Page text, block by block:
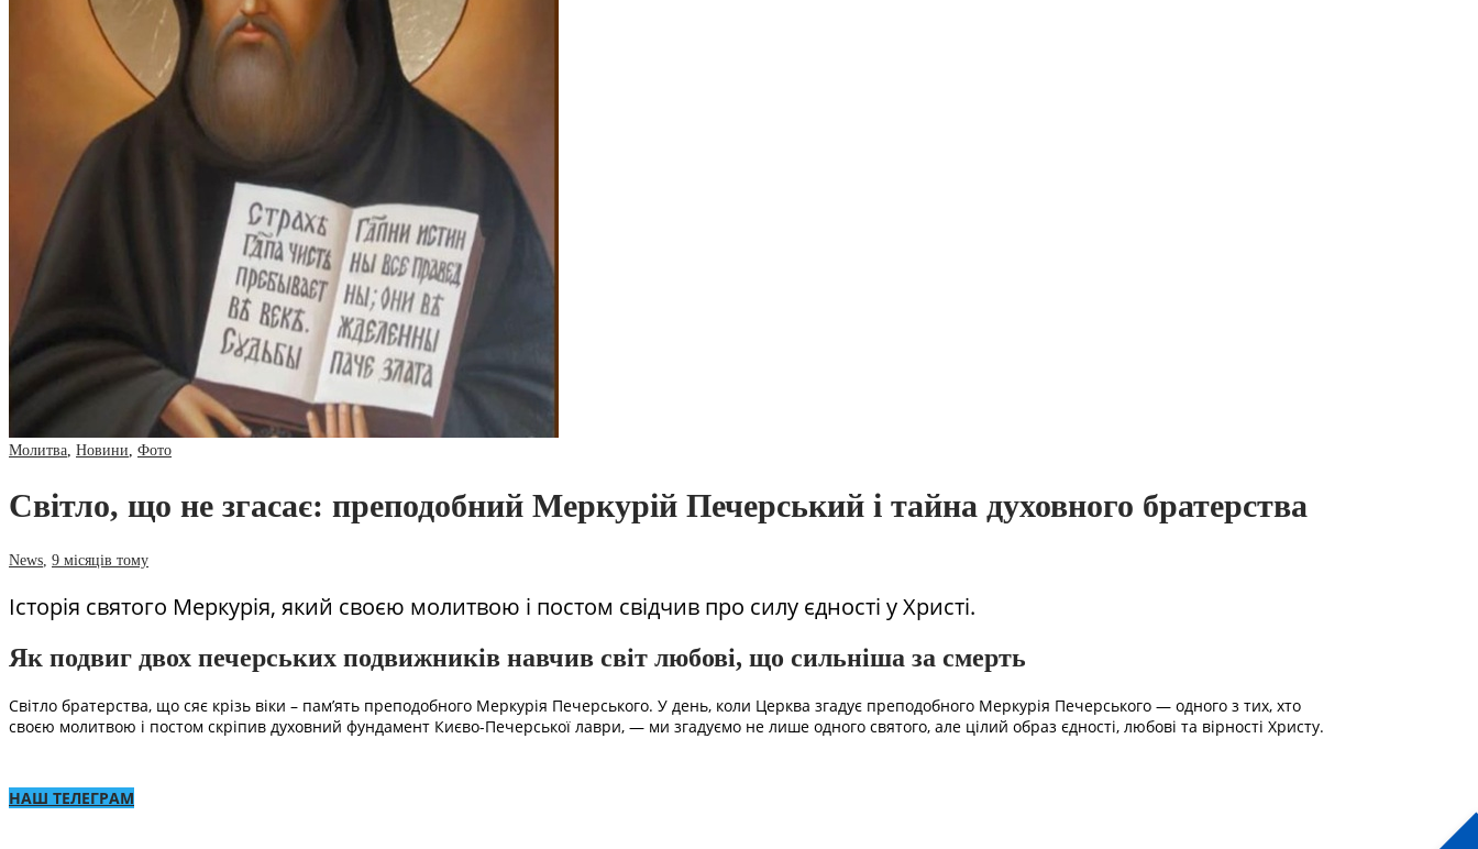
Молитва Новини Фото
Світло, що не згасає: преподобний Меркурій Печерський і тайна духовного братерства
News 9 місяців тому
Історія святого Меркурія, який своєю молитвою і постом свідчив про силу єдності у Христі.
Як подвиг двох печерських подвижників навчив світ любові, що сильніша за смерть
Світло братерства, що сяє крізь віки – пам’ять преподобного Меркурія Печерського. У день, коли Церква згадує преподобного Меркурія Печерського — одного з тих, хто
своєю молитвою і постом скріпив духовний фундамент Києво-Печерської лаври, — ми згадуємо не лише одного святого, але цілий образ єдності, любові та вірності Христу.
НАШ ТЕЛЕГРАМ